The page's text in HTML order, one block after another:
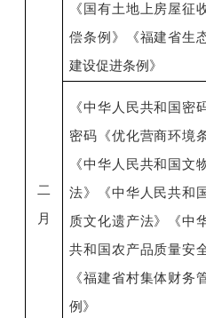
二
月
《国有土地上房屋征
偿条例》
《福建省生
建设促进条例》
《中华人民共和国密
密码 《优化营商环境
《中华人民共和国文
法》
《中华人民共和
质文化遗产法》
《中
共和国农产品质量安
《福建省村集体财务
例》